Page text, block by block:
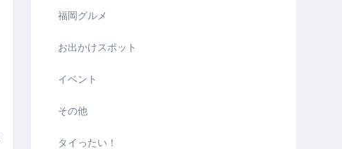
福岡グルメ
お出かけスポット
イベント
その他
タイったい！